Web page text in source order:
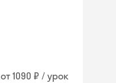
от 1090 ₽ / урок